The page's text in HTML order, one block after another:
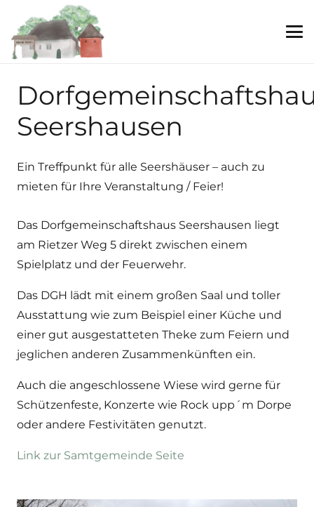
Seershausen
Ein Treffpunkt für alle Seershäuser – auch zu
mieten für Ihre Veranstaltung / Feier!
Das Dorfgemeinschaftshaus Seershausen liegt
am Rietzer Weg 5 direkt zwischen einem
Spielplatz und der Feuerwehr.
Das DGH lädt mit einem großen Saal und toller
Ausstattung wie zum Beispiel einer Küche und
einer gut ausgestatteten Theke zum Feiern und
jeglichen anderen Zusammenkünften ein.
Auch die angeschlossene Wiese wird gerne für
Schützenfeste, Konzerte wie Rock upp´m Dorpe
oder andere Festivitäten genutzt.
Link zur Samtgemeinde Seite